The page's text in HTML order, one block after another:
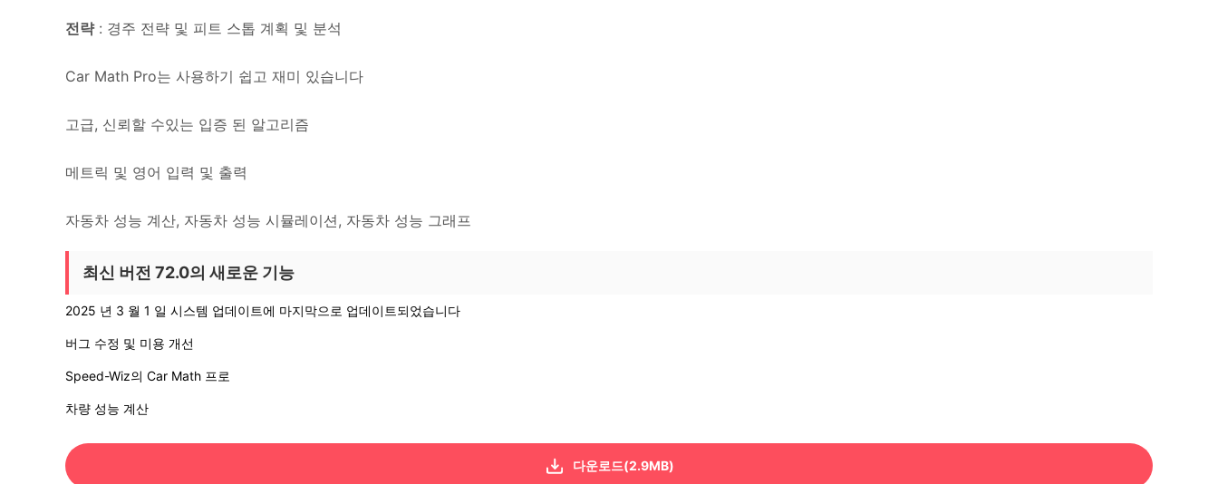
전략: 경주 전략 및 피트 스톱 계획 및 분석
Car Math Pro는 사용하기 쉽고 재미 있습니다
고급, 신뢰할 수있는 입증 된 알고리즘
메트릭 및 영어 입력 및 출력
자동차 성능 계산, 자동차 성능 시뮬레이션, 자동차 성능 그래프
최신 버전 72.0의 새로운 기능
2025 년 3 월 1 일 시스템 업데이트에 마지막으로 업데이트되었습니다
버그 수정 및 미용 개선
Speed-Wiz의 Car Math 프로
차량 성능 계산
다운로드(2.9MB)